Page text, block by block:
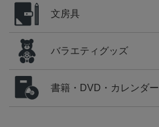
文房具
バラエティグッズ
書籍・DVD・カレンダー